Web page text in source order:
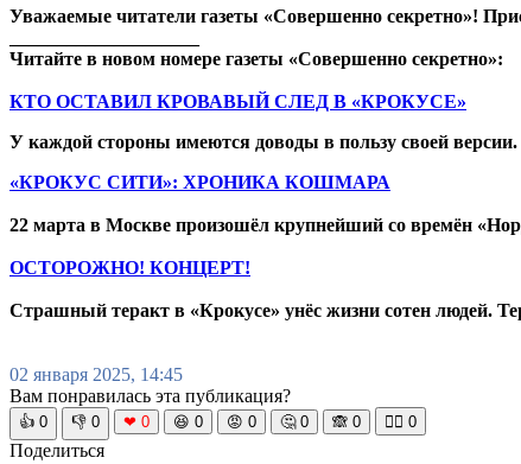
Уважаемые читатели газеты «Совершенно секретно»!
Читайте в новом номере газеты «Совершенно секретно»:
КТО ОСТАВИЛ КРОВАВЫЙ СЛЕД В «КРОКУСЕ»
У каждой стороны имеются доводы в пользу своей
«КРОКУС СИТИ»: ХРОНИКА КОШМАРА
22 марта в Москве произошёл крупнейший со времён
ОСТОРОЖНО! КОНЦЕРТ!
Страшный теракт в «Крокусе» унёс жизни сотен людей.
02 января 2025, 14:45
Вам понравилась эта публикация?
👍 0 👎 0 ❤ 0 😆 0 😡 0 🤔 0 🙈 0 🧘‍♀️ 0
Поделиться